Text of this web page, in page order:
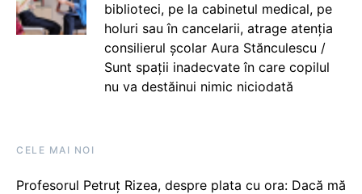
biblioteci, pe la cabinetul medical, pe
holuri sau în cancelarii, atrage atenția
consilierul școlar Aura Stănculescu /
Sunt spații inadecvate în care copilul
nu va destăinui nimic niciodată
CELE MAI NOI
Profesorul Petruț Rizea, despre plata cu ora: Dacă mă